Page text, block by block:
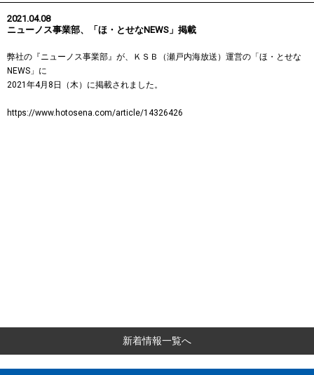
2021.04.08
ニューノス事業部、「ほ・とせなNEWS」掲載
弊社の『ニューノス事業部』が、ＫＳＢ（瀬戸内海放送）運営の「ほ・とせな
NEWS」に
2021年4月8日（木）に掲載されました。
https://www.hotosena.com/article/14326426
新着情報一覧へ